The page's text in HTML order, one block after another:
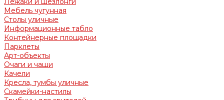
Мебель чугунная
Столы уличные
Информационные табло
Контейнерные площадки
Парклеты
Арт-объекты
Очаги и чаши
Качели
Кресла, тумбы уличные
Скамейки-настилы